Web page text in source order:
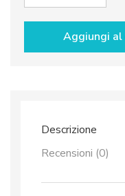
DRAGONS
&
Aggiungi
Descrizione
Recensioni (0)